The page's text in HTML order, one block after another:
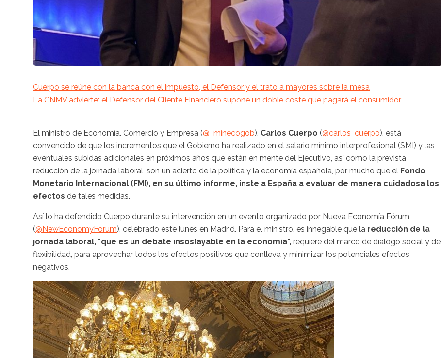
Cuerpo se reúne con la banca con el impuesto, el Defensor y el trato a mayores sobre la mesa
La CNMV advierte: el Defensor del Cliente Financiero supone un doble coste que pagará el consumidor
El ministro de Economía, Comercio y Empresa (@_minecogob), Carlos Cuerpo (@carlos_cuerpo), está
convencido de que los incrementos que el Gobierno ha realizado en el salario mínimo interprofesional (SMI) y las
eventuales subidas adicionales en próximos años que están en mente del Ejecutivo, así como la prevista
reducción de la jornada laboral, son un acierto de la política y la economía española, por mucho que el Fondo
Monetario Internacional (FMI), en su último informe, inste a España a evaluar de manera cuidadosa los
efectos de tales medidas.
Así lo ha defendido Cuerpo durante su intervención en un evento organizado por Nueva Economía Fórum
(@NewEconomyForum), celebrado este lunes en Madrid. Para el ministro, es innegable que la reducción de la
jornada laboral, "que es un debate insoslayable en la economía", requiere del marco de diálogo social y de
flexibilidad, para aprovechar todos los efectos positivos que conlleva y minimizar los potenciales efectos
negativos.